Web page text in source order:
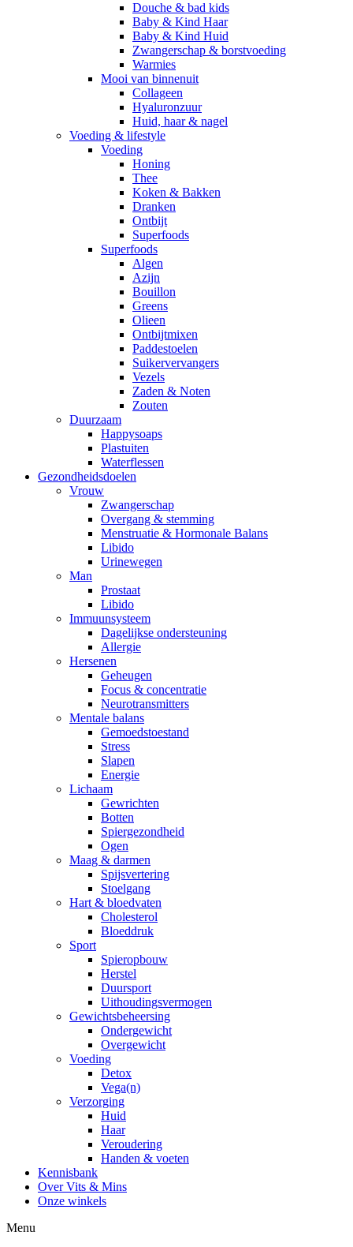
Douche & bad kids
Baby & Kind Haar
Baby & Kind Huid
Zwangerschap & borstvoeding
Warmies
Mooi van binnenuit
Collageen
Hyaluronzuur
Huid, haar & nagel
Voeding & lifestyle
Voeding
Honing
Thee
Koken & Bakken
Dranken
Ontbijt
Superfoods
Superfoods
Algen
Azijn
Bouillon
Greens
Olieen
Ontbijtmixen
Paddestoelen
Suikervervangers
Vezels
Zaden & Noten
Zouten
Duurzaam
Happysoaps
Plastuiten
Waterflessen
Gezondheidsdoelen
Vrouw
Zwangerschap
Overgang & stemming
Menstruatie & Hormonale Balans
Libido
Urinewegen
Man
Prostaat
Libido
Immuunsysteem
Dagelijkse ondersteuning
Allergie
Hersenen
Geheugen
Focus & concentratie
Neurotransmitters
Mentale balans
Gemoedstoestand
Stress
Slapen
Energie
Lichaam
Gewrichten
Botten
Spiergezondheid
Ogen
Maag & darmen
Spijsvertering
Stoelgang
Hart & bloedvaten
Cholesterol
Bloeddruk
Sport
Spieropbouw
Herstel
Duursport
Uithoudingsvermogen
Gewichtsbeheersing
Ondergewicht
Overgewicht
Voeding
Detox
Vega(n)
Verzorging
Huid
Haar
Veroudering
Handen & voeten
Kennisbank
Over Vits & Mins
Onze winkels
Menu